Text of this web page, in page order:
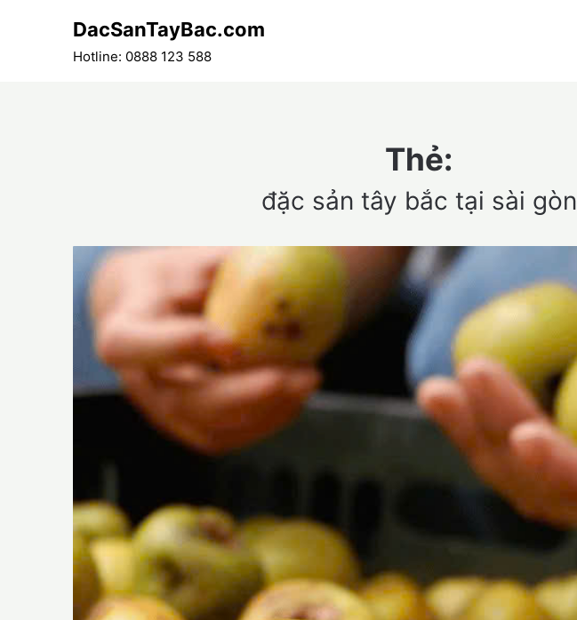
DacSanTayBac.com
Hotline: 0888 123 588
Thẻ:
đặc sản tây bắc tại sài gòn